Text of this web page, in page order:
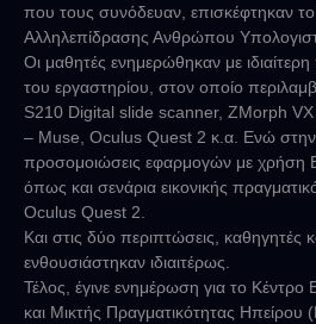
που τους συνόδευαν, επισκέφτηκαν
Αλληλεπίδρασης Ανθρώπου
Οι μαθητές ενημερώθηκαν με
του εργαστηρίου, στον οποίο
S210 Digital slide scanner, ZMorph
– Muse, Oculus Quest 2 κ.α. Ενώ στην
προσομοιώσεις εφαρμογών με χρήση
όπως και σενάρια εικονικής
Oculus Quest 2.
Και στις δύο περιπτώσεις, καθηγητές
ενθουσιάστηκαν ιδιαιτέρως.
Τέλος, έγινε ενημέρωση για το Κέντρο
και Μικτής Πραγματικότητας